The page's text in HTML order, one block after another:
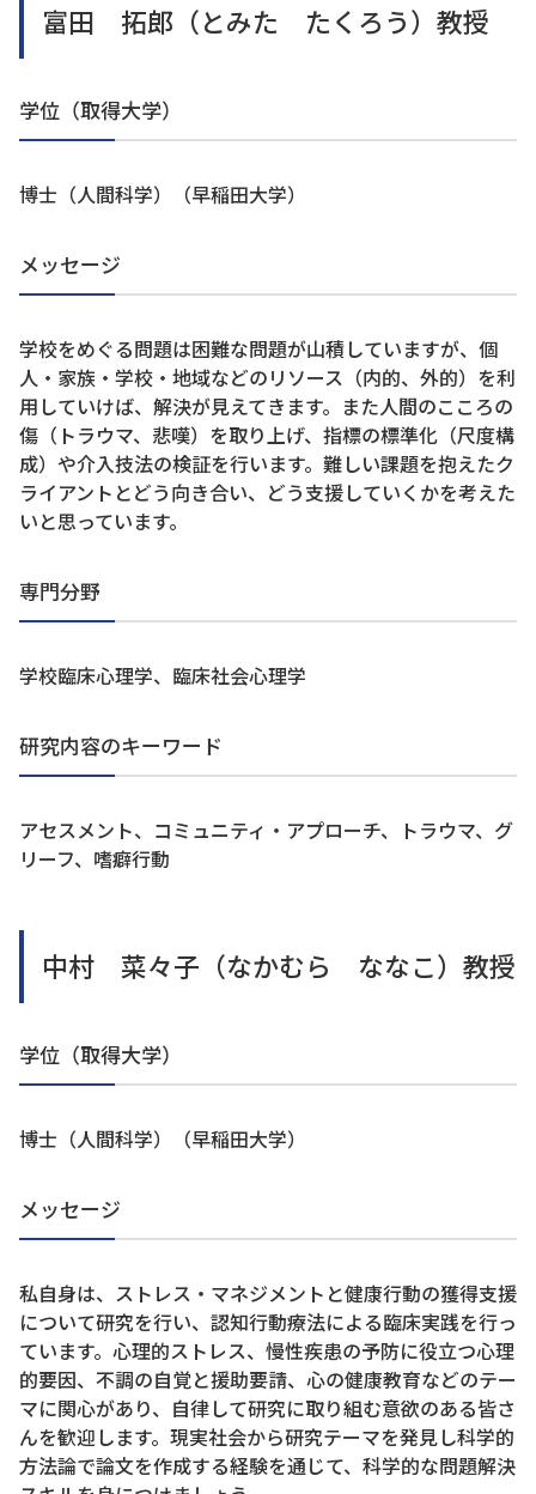
富田 拓郎（とみた たくろう）教授
学位（取得大学）
博士（人間科学）（早稲田大学）
メッセージ
学校をめぐる問題は困難な問題が山積していますが、個
人・家族・学校・地域などのリソース（内的、外的）を利
用していけば、解決が見えてきます。また人間のこころの
傷（トラウマ、悲嘆）を取り上げ、指標の標準化（尺度構
成）や介入技法の検証を行います。難しい課題を抱えたク
ライアントとどう向き合い、どう支援していくかを考えた
いと思っています。
専門分野
学校臨床心理学、臨床社会心理学
研究内容のキーワード
アセスメント、コミュニティ・アプローチ、トラウマ、グ
リーフ、嗜癖行動
中村 菜々子（なかむら ななこ）教授
学位（取得大学）
博士（人間科学）（早稲田大学）
メッセージ
私自身は、ストレス・マネジメントと健康行動の獲得支援
について研究を行い、認知行動療法による臨床実践を行っ
ています。心理的ストレス、慢性疾患の予防に役立つ心理
的要因、不調の自覚と援助要請、心の健康教育などのテー
マに関心があり、自律して研究に取り組む意欲のある皆さ
んを歓迎します。現実社会から研究テーマを発見し科学的
方法論で論文を作成する経験を通じて、科学的な問題解決